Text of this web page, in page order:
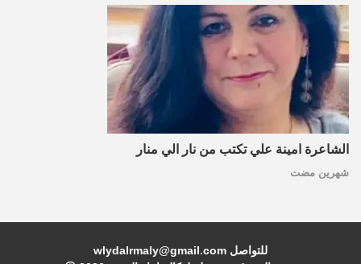
الشاعرة امينة علي تكتب من نار الي منار
شهرين مضت
للتواصل wlydalrmaly@gmail.com